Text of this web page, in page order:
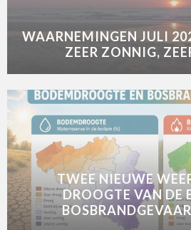
WAARNEMINGEN JULI
ZEER ZONNIG,
TWEE NIEUWE
DROOGTE VAN DE